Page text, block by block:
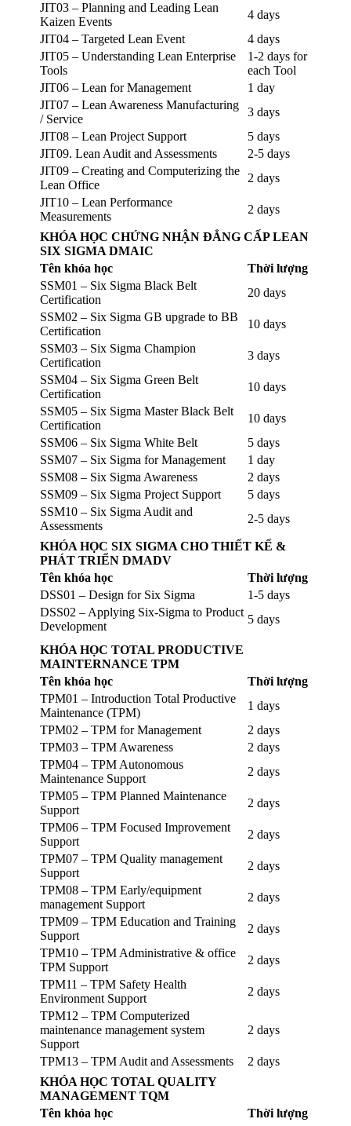
JIT03 – Planning and Leading Lean
Kaizen Events
4 days
JIT04 – Targeted Lean Event
4 days
JIT05 – Understanding Lean Enterprise
Tools
1-2 days for
each Tool
JIT06 – Lean for Management
1 day
JIT07 – Lean Awareness Manufacturing
/ Service
3 days
JIT08 – Lean Project Support
5 days
JIT09. Lean Audit and Assessments
2-5 days
JIT09 – Creating and Computerizing the
Lean Office
2 days
JIT10 – Lean Performance
Measurements
2 days
KHÓA HỌC CHỨNG NHẬN ĐẲNG CẤP LEAN
SIX SIGMA DMAIC
Tên khóa học
Thời lượng
SSM01 – Six Sigma Black Belt
Certification
20 days
SSM02 – Six Sigma GB upgrade to BB
Certification
10 days
SSM03 – Six Sigma Champion
Certification
3 days
SSM04 – Six Sigma Green Belt
Certification
10 days
SSM05 – Six Sigma Master Black Belt
Certification
10 days
SSM06 – Six Sigma White Belt
5 days
SSM07 – Six Sigma for Management
1 day
SSM08 – Six Sigma Awareness
2 days
SSM09 – Six Sigma Project Support
5 days
SSM10 – Six Sigma Audit and
Assessments
2-5 days
KHÓA HỌC SIX SIGMA CHO THIẾT KẾ &
PHÁT TRIỂN DMADV
Tên khóa học
Thời lượng
DSS01 – Design for Six Sigma
1-5 days
DSS02 – Applying Six-Sigma to Product
Development
5 days
KHÓA HỌC TOTAL PRODUCTIVE
MAINTERNANCE TPM
Tên khóa học
Thời lượng
TPM01 – Introduction Total Productive
Maintenance (TPM)
1 days
TPM02 – TPM for Management
2 days
TPM03 – TPM Awareness
2 days
TPM04 – TPM Autonomous
Maintenance Support
2 days
TPM05 – TPM Planned Maintenance
Support
2 days
TPM06 – TPM Focused Improvement
Support
2 days
TPM07 – TPM Quality management
Support
2 days
TPM08 – TPM Early/equipment
management Support
2 days
TPM09 – TPM Education and Training
Support
2 days
TPM10 – TPM Administrative & office
TPM Support
2 days
TPM11 – TPM Safety Health
Environment Support
2 days
TPM12 – TPM Computerized
maintenance management system
Support
2 days
TPM13 – TPM Audit and Assessments
2 days
KHÓA HỌC TOTAL QUALITY
MANAGEMENT TQM
Tên khóa học
Thời lượng